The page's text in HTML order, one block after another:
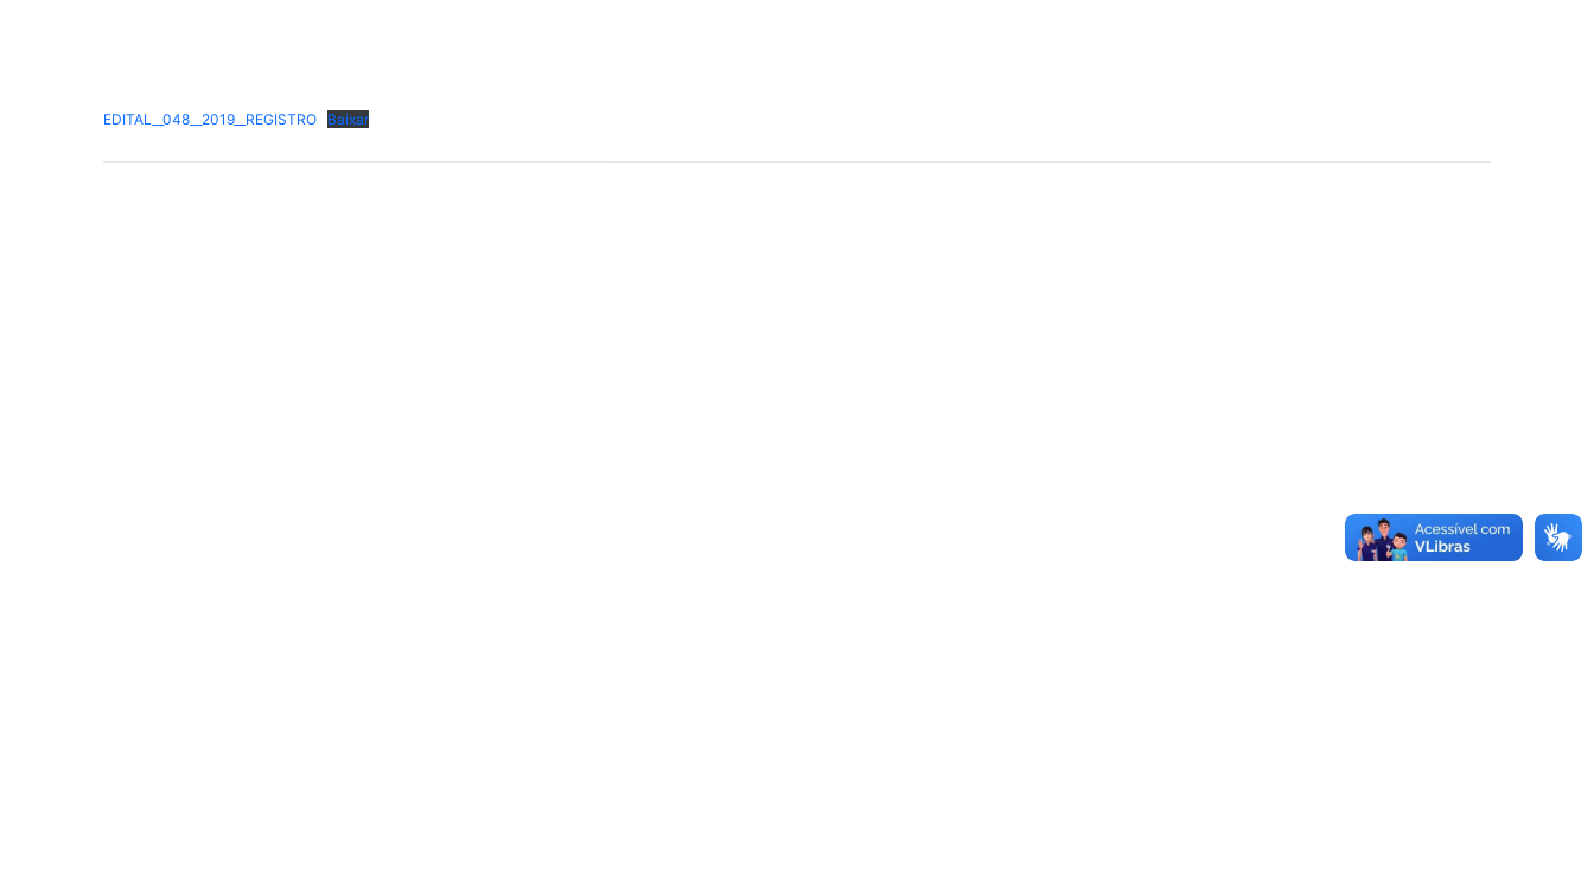
EDITAL__048__2019__REGISTRO Baixar